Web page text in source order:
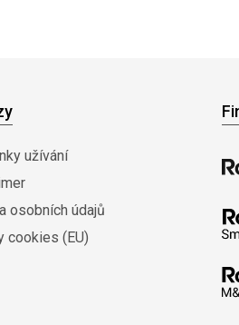
užívání
osobních údajů
cookies (EU)